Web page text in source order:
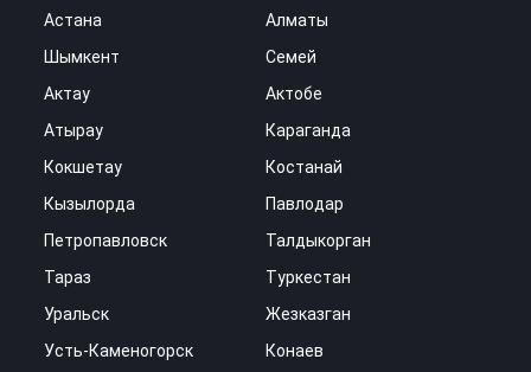
Астана
Алматы
Шымкент
Семей
Актау
Актобе
Атырау
Караганда
Кокшетау
Костанай
Кызылорда
Павлодар
Петропавловск
Талдыкорган
Тараз
Туркестан
Уральск
Жезказган
Усть-Каменогорск
Конаев